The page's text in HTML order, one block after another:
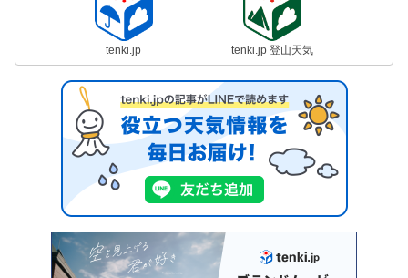
tenki.jp tenki.jp 登山天気